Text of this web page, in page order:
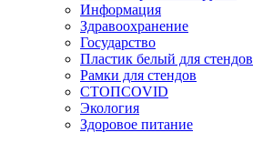
Информация
Здравоохранение
Государство
Пластик белый для стендов
Рамки для стендов
СТОПCOVID
Экология
Здоровое питание